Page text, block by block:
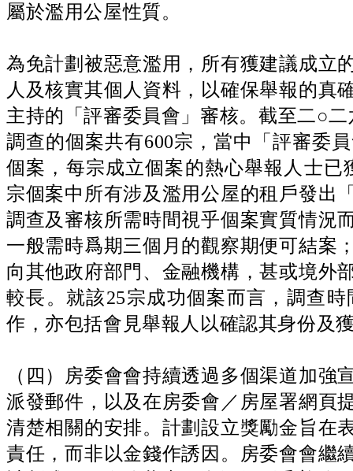
屬於濫用公屋性質。
為免計劃被惡意濫用，所有獲建議成立
人及核實其個人資料，以確保舉報的真
主持的「評審委員會」審核。截至二○
調查的個案共有600宗，當中「評審委
個案，每宗成立個案的熱心舉報人士已
宗個案中所有涉及濫用公屋的租戶發出
調查及審核所需時間視乎個案實質情況
一般需時爲期三個月的觀察期便可結案
向其他政府部門、金融機構，甚或境外
較長。就該25宗成功個案而言，調查
作，亦包括會見舉報人以確認其身份及
（四）房委會會持續透過多個渠道加
派發郵件，以及在房委會／房屋署網頁
清楚相關的安排。計劃設立獎勵金旨在
責任，而非以金錢作誘因。房委會會繼